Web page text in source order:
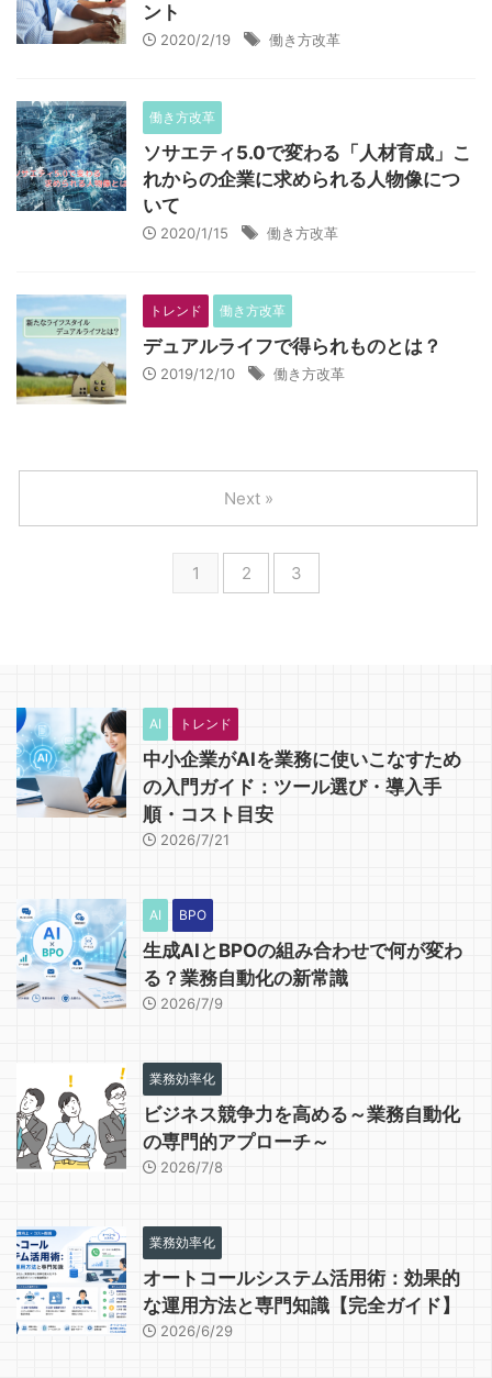
ント
2020/2/19 働き方改革
働き方改革
ソサエティ5.0で変わる「人材育成」こ
れからの企業に求められる人物像につ
いて
2020/1/15 働き方改革
トレンド 働き方改革
デュアルライフで得られものとは？
2019/12/10 働き方改革
1 2 3
Next »
AI トレンド
中小企業がAIを業務に使いこなすため
の入門ガイド：ツール選び・導入手
順・コスト目安
2026/7/21
AI BPO
生成AIとBPOの組み合わせで何が変わ
る？業務自動化の新常識
2026/7/9
業務効率化
ビジネス競争力を高める～業務自動化
の専門的アプローチ～
2026/7/8
業務効率化
オートコールシステム活用術：効果的
な運用方法と専門知識【完全ガイド】
2026/6/29